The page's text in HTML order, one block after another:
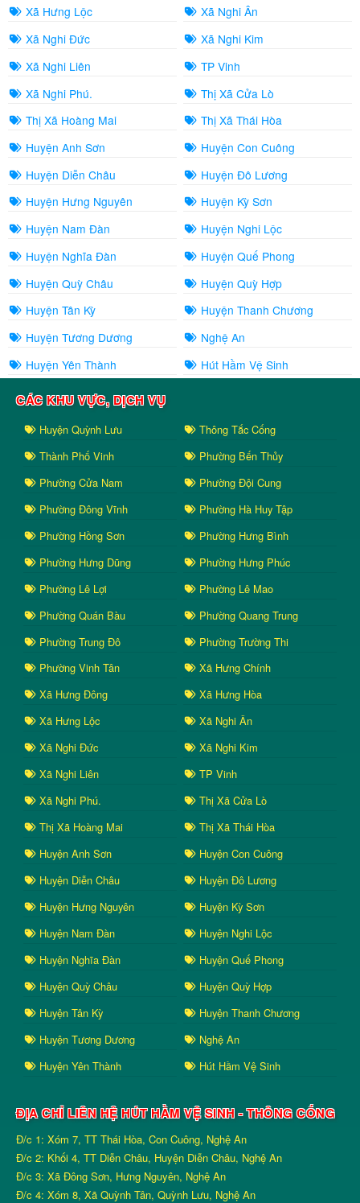
Xã Hưng Lộc
Xã Nghi Ân
Xã Nghi Đức
Xã Nghi Kim
Xã Nghi Liên
TP Vinh
Xã Nghi Phú.
Thị Xã Cửa Lò
Thị Xã Hoàng Mai
Thị Xã Thái Hòa
Huyện Anh Sơn
Huyện Con Cuông
Huyện Diễn Châu
Huyện Đô Lương
Huyện Hưng Nguyên
Huyện Kỳ Sơn
Huyện Nam Đàn
Huyện Nghi Lộc
Huyện Nghĩa Đàn
Huyện Quế Phong
Huyện Quỳ Châu
Huyện Quỳ Hợp
Huyện Tân Kỳ
Huyện Thanh Chương
Huyện Tương Dương
Nghệ An
Huyện Yên Thành
Hút Hầm Vệ Sinh
CÁC KHU VỰC, DỊCH VỤ
Huyện Quỳnh Lưu
Thông Tắc Cống
Thành Phố Vinh
Phường Bến Thủy
Phường Cửa Nam
Phường Đội Cung
Phường Đông Vĩnh
Phường Hà Huy Tập
Phường Hồng Sơn
Phường Hưng Bình
Phường Hưng Dũng
Phường Hưng Phúc
Phường Lê Lợi
Phường Lê Mao
Phường Quán Bàu
Phường Quang Trung
Phường Trung Đô
Phường Trường Thi
Phường Vinh Tân
Xã Hưng Chính
Xã Hưng Đông
Xã Hưng Hòa
Xã Hưng Lộc
Xã Nghi Ân
Xã Nghi Đức
Xã Nghi Kim
Xã Nghi Liên
TP Vinh
Xã Nghi Phú.
Thị Xã Cửa Lò
Thị Xã Hoàng Mai
Thị Xã Thái Hòa
Huyện Anh Sơn
Huyện Con Cuông
Huyện Diễn Châu
Huyện Đô Lương
Huyện Hưng Nguyên
Huyện Kỳ Sơn
Huyện Nam Đàn
Huyện Nghi Lộc
Huyện Nghĩa Đàn
Huyện Quế Phong
Huyện Quỳ Châu
Huyện Quỳ Hợp
Huyện Tân Kỳ
Huyện Thanh Chương
Huyện Tương Dương
Nghệ An
Huyện Yên Thành
Hút Hầm Vệ Sinh
ĐỊA CHỈ LIÊN HỆ HÚT HẦM VỆ SINH - THÔNG CỐNG
Đ/c 1: Xóm 7, TT Thái Hòa, Con Cuông, Nghệ An
Đ/c 2: Khối 4, TT Diễn Châu, Huyện Diễn Châu, Nghệ An
Đ/c 3: Xã Đông Sơn, Hưng Nguyên, Nghệ An
Đ/c 4: Xóm 8, Xã Quỳnh Tân, Quỳnh Lưu, Nghệ An